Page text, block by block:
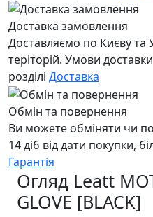
Доставка замовлення
Доставляємо по Києву та
теріторій. Умови
розділі Доставка
Обмін та повернення
Ви можете обміняти чи
14 діб від дати покупки,
Гарантія
Огляд Leatt
GLOVE [BLACK]